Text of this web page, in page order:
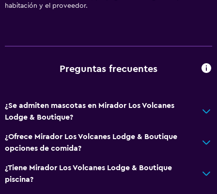
Champú
Sala de juegos
Esquí
Mesa de billar
habitación y el proveedor.
Preguntas frecuentes
¿Se admiten mascotas en Mirador Los Volcanes
Lodge & Boutique?
¿Ofrece Mirador Los Volcanes Lodge & Boutique
opciones de comida?
¿Tiene Mirador Los Volcanes Lodge & Boutique
piscina?